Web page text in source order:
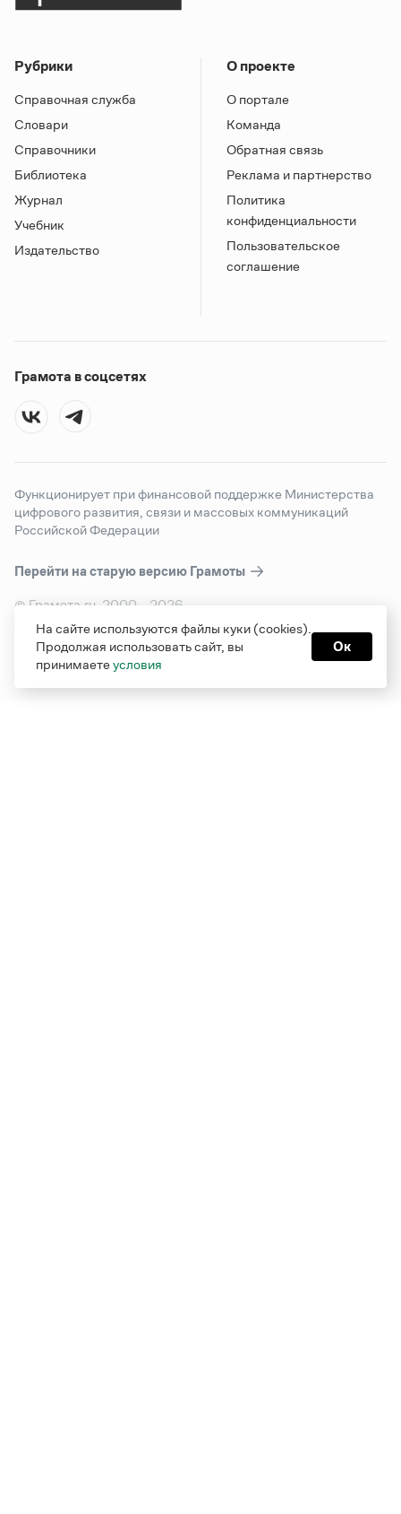
Рубрики
Справочная служба
Словари
Справочники
Библиотека
Журнал
Учебник
Издательство
О проекте
О портале
Команда
Обратная связь
Реклама и партнерство
Политика
конфиденциальности
Пользовательское
соглашение
Грамота в соцсетях
Функционирует при финансовой поддержке Министерства
цифрового развития, связи и массовых коммуникаций
Российской Федерации
Перейти на старую версию Грамоты
© Грамота.ru, 2000 – 2026
Свидетельство о регистрации СМИ: ЭЛ № ФС 77 - 84700,
выдано 10.02.2023
Дизайн — Мария Екимова /
Мотка
На сайте используются файлы куки (cookies).
Продолжая использовать сайт, вы
принимаетеусловия
Ок